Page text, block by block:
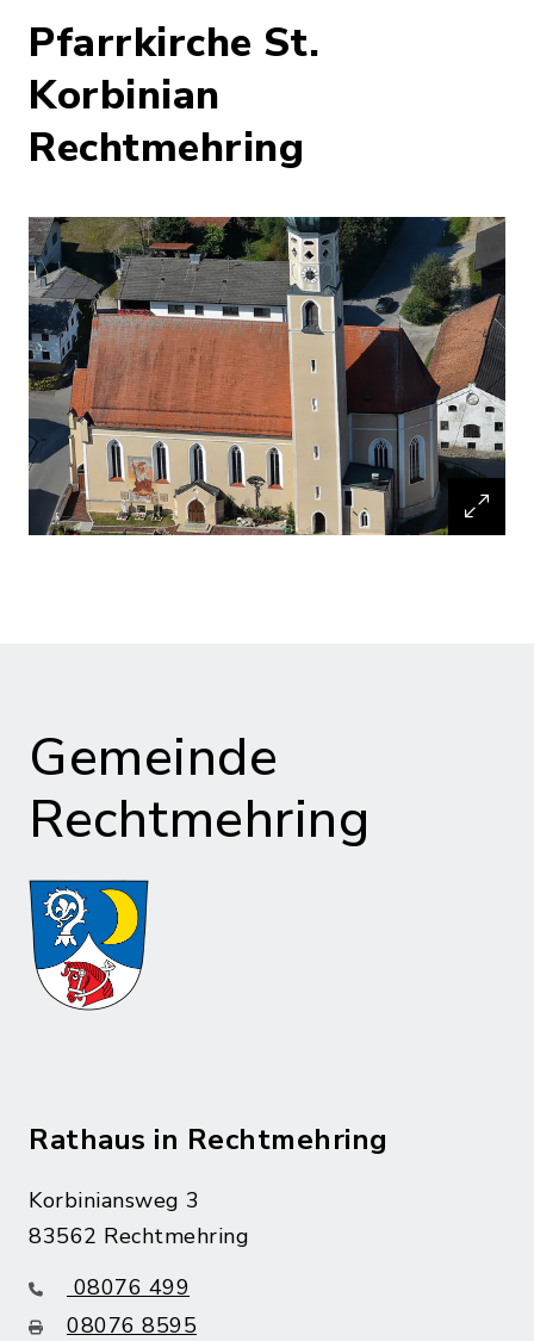
Pfarrkirche St.
Korbinian
Rechtmehring
Gemeinde
Rechtmehring
Rathaus in Rechtmehring
Korbiniansweg 3
83562 Rechtmehring
08076 499
08076 8595